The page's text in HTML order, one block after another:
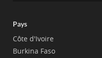
Pays
Côte d'Ivoire
Burkina Faso